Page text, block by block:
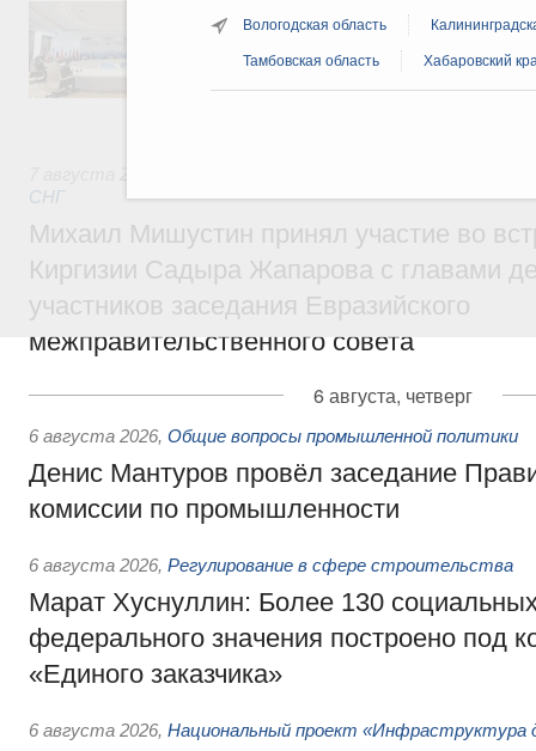
Вологодская область
Тамбовская область Хабаровский
числе совершенствование кооперации в
регулирования и администрирования,
обеспечение продовольственной
железнодорожных перевозок,
СНГ
Михаил Мишустин принял участие во
Киргизии Садыра Жапарова с главами
участников заседания Евразийского
межправительственного совета
6 августа, четверг
6 августа 2026, Общие вопросы промышленной политики
Денис Мантуров провёл заседание
комиссии по промышленности
6 августа 2026, Регулирование в сфере строительства
Марат Хуснуллин: Более 130
федерального значения построено под
«Единого заказчика»
6 августа 2026, Национальный проект «Инфраструктура